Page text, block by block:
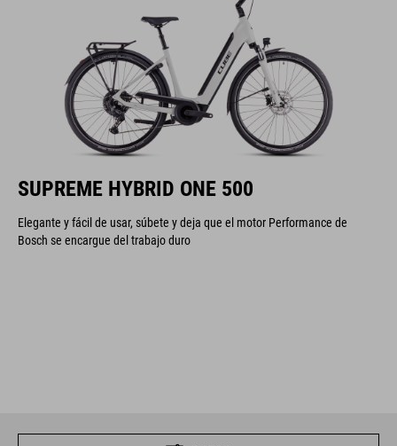
SUPREME HYBRID ONE 500
Elegante y fácil de usar, súbete y deja que el motor Performance de
Bosch se encargue del trabajo duro